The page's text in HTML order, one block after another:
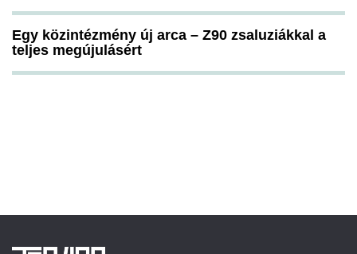
Egy közintézmény új arca – Z90 zsaluziákkal a
teljes megújulásért